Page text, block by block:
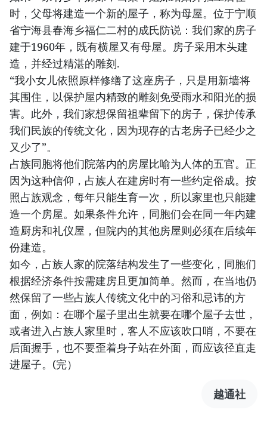
时，父母将建造一个新的屋子，称为母屋。位于宁顺
省宁海县春海乡福仁二村的成氏防说：我们家的房子
建于1960年，既有横屋又有母屋。房子采用木头建
造，并经过精湛的雕刻.
“我小女儿依照原样修缮了这座房子，只是用新墙将
其围住，以保护屋内精致的雕刻免受雨水和阳光的损
害。此外，我们家想保留祖辈留下的房子，保护传承
我们民族的传统文化，因为现存的古老房子已经少之
又少了”。
占族同胞将他们院落内的房屋比喻为人体的五官。正
因为这种信仰，占族人在建房时有一些约定俗成。按
照占族观念，每年只能生育一次，所以家里也只能建
造一个房屋。如果条件允许，同胞们会在同一年内建
造厨房和礼仪屋，但院内的其他房屋则必须在后续年
份建造。
如今，占族人家的院落结构发生了一些变化，同胞们
根据经济条件按需建房且更加简单。然而，在当地仍
然保留了一些占族人传统文化中的习俗和忌讳的方
面，例如：在哪个屋子里出生就要在哪个屋子去世，
或者进入占族人家里时，客人不应该吹口哨，不要在
后面握手，也不要歪着身子站在外面，而应该径直走
进屋子。(完）
越通社